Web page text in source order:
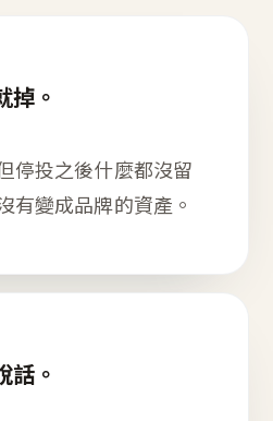
掉。
停投之後什麼都沒留
有變成品牌的資產。
話。